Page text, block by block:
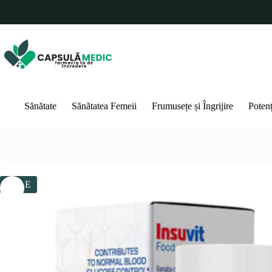
conținut
Sănătate Sănătatea Femeii Frumusețe și Îngrijire
SALE